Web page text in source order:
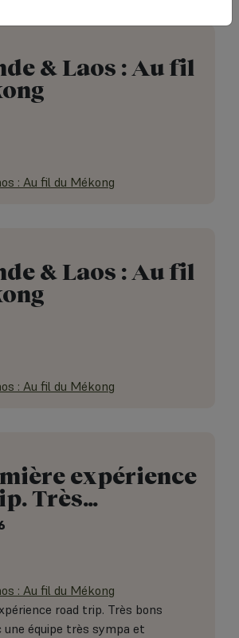
& Laos : Au fil
: Au fil du Mékong
& Laos : Au fil
: Au fil du Mékong
expérience
Très…
: Au fil du Mékong
road trip. Très bons
équipe très sympa et